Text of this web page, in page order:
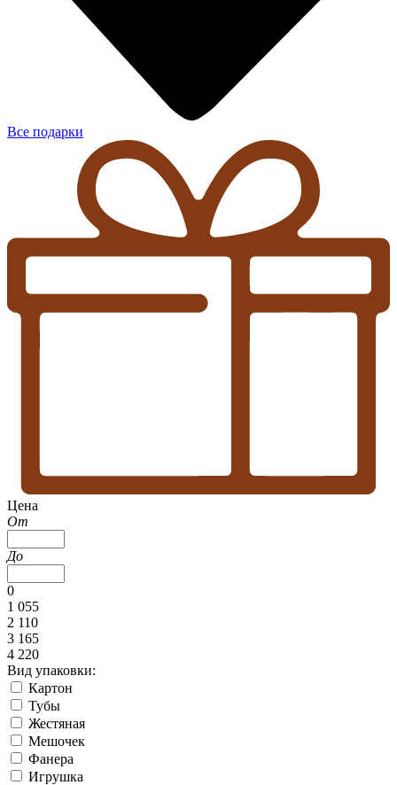
Все подарки
Цена
От
До
0
1 055
2 110
3 165
4 220
Вид упаковки:
Картон
Тубы
Жестяная
Мешочек
Фанера
Игрушка